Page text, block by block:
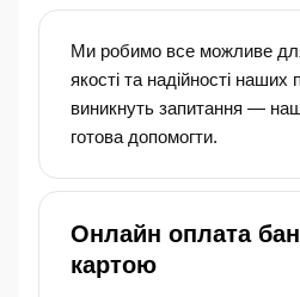
Ми робимо все можливе
якості та надійності
виникнуть запитання —
готова допомогти.
Онлайн оплата
картою